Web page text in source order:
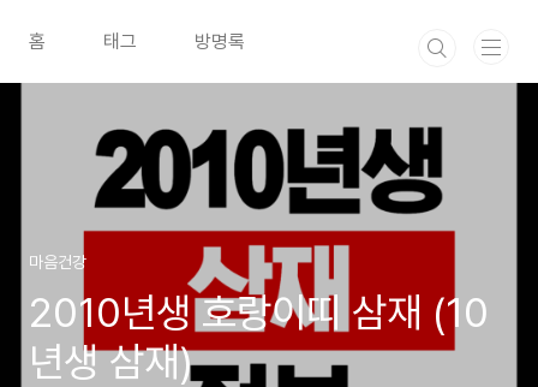
홈 태그 방명록
마음건강
2010년생 호랑이띠 삼재 (10
년생 삼재)